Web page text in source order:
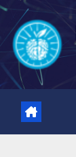
Salta
contenuto